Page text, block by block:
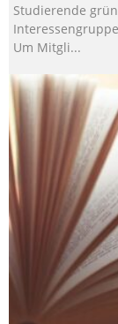
Studierende
Um Mitgli...